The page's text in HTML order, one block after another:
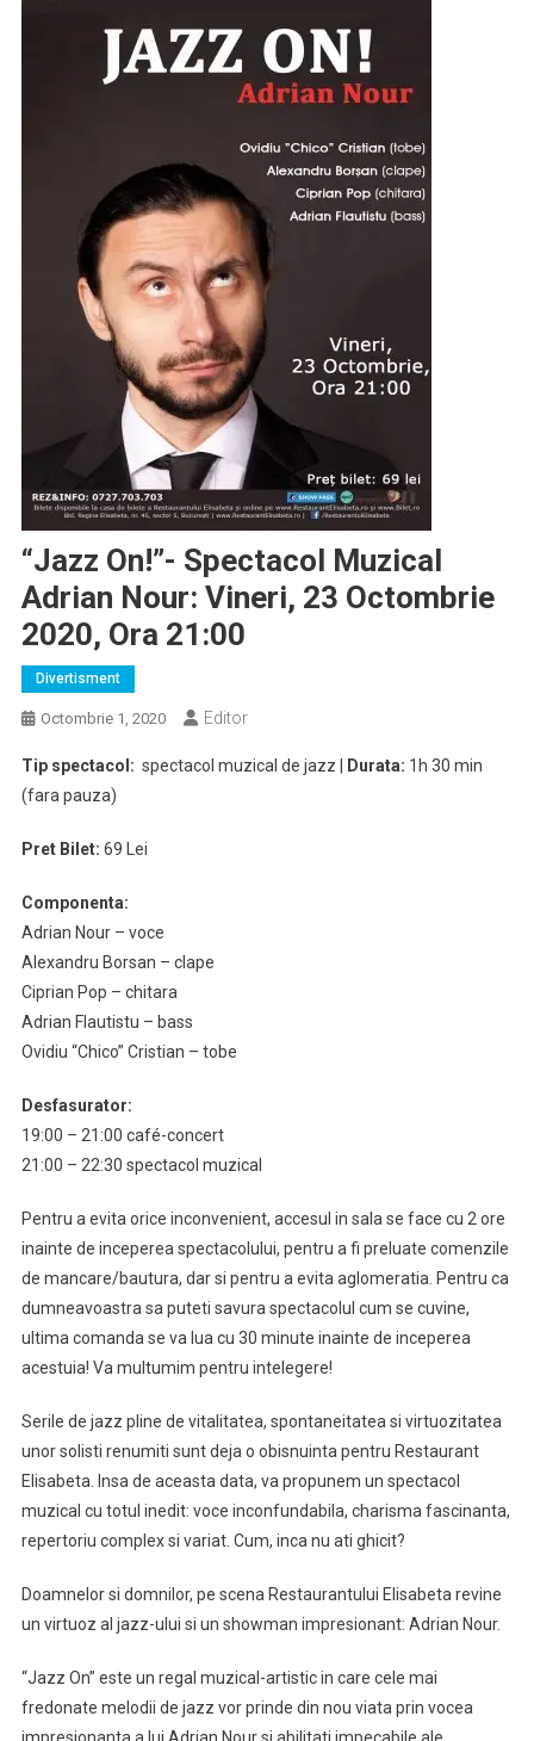
“Jazz On!”- Spectacol Muzical
Adrian Nour: Vineri, 23 Octombrie
2020, Ora 21:00
Divertisment
Octombrie 1, 2020 Editor
Tip spectacol: spectacol muzical de jazz | Durata: 1h 30 min
(fara pauza)
Pret Bilet: 69 Lei
Componenta:
Adrian Nour – voce
Alexandru Borsan – clape
Ciprian Pop – chitara
Adrian Flautistu – bass
Ovidiu “Chico” Cristian – tobe
Desfasurator:
19:00 – 21:00 café-concert
21:00 – 22:30 spectacol muzical
Pentru a evita orice inconvenient, accesul in sala se face cu 2 ore
inainte de inceperea spectacolului, pentru a fi preluate comenzile
de mancare/bautura, dar si pentru a evita aglomeratia. Pentru ca
dumneavoastra sa puteti savura spectacolul cum se cuvine,
ultima comanda se va lua cu 30 minute inainte de inceperea
acestuia! Va multumim pentru intelegere!
Serile de jazz pline de vitalitatea, spontaneitatea si virtuozitatea
unor solisti renumiti sunt deja o obisnuinta pentru Restaurant
Elisabeta. Insa de aceasta data, va propunem un spectacol
muzical cu totul inedit: voce inconfundabila, charisma fascinanta,
repertoriu complex si variat. Cum, inca nu ati ghicit?
Doamnelor si domnilor, pe scena Restaurantului Elisabeta revine
un virtuoz al jazz-ului si un showman impresionant: Adrian Nour.
“Jazz On” este un regal muzical-artistic in care cele mai
fredonate melodii de jazz vor prinde din nou viata prin vocea